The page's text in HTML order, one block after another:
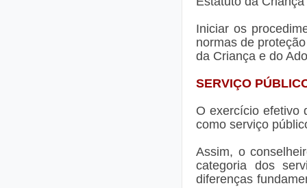
Iniciar os
normas de
da Criança e do
SERVIÇO
O exercício efetivo
como serviço
Assim, o
categoria dos
diferenças